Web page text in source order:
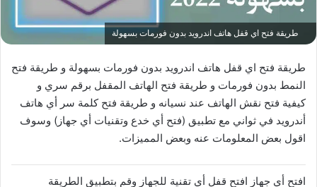
طريقة فتح اي قفل هاتف اندرويد بدون فورمات بسهولة
طريقة فتح اي قفل هاتف اندرويد بدون فورمات بسهولة و طريقة فتح
النمط بدون فورمات و طريقة فتح الهاتف المقفل برقم سري و
كيفية فتح نقش الهاتف عند نسيانه و طريقة فتح كلمة سر أي هاتف
أندرويد في ثواني مع تطبيق (فتح أي خدع وتقنيات أي جهاز) وسوف
اقول بعض المعلومات عنه وبعض المميزات.
افتح أي جهاز افتح قفل أي تقنية للجهاز وقم بتطبيق الطريقة